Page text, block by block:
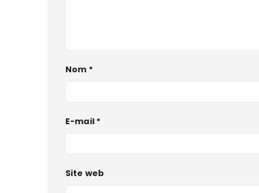
Nom *
E-mail *
Site web